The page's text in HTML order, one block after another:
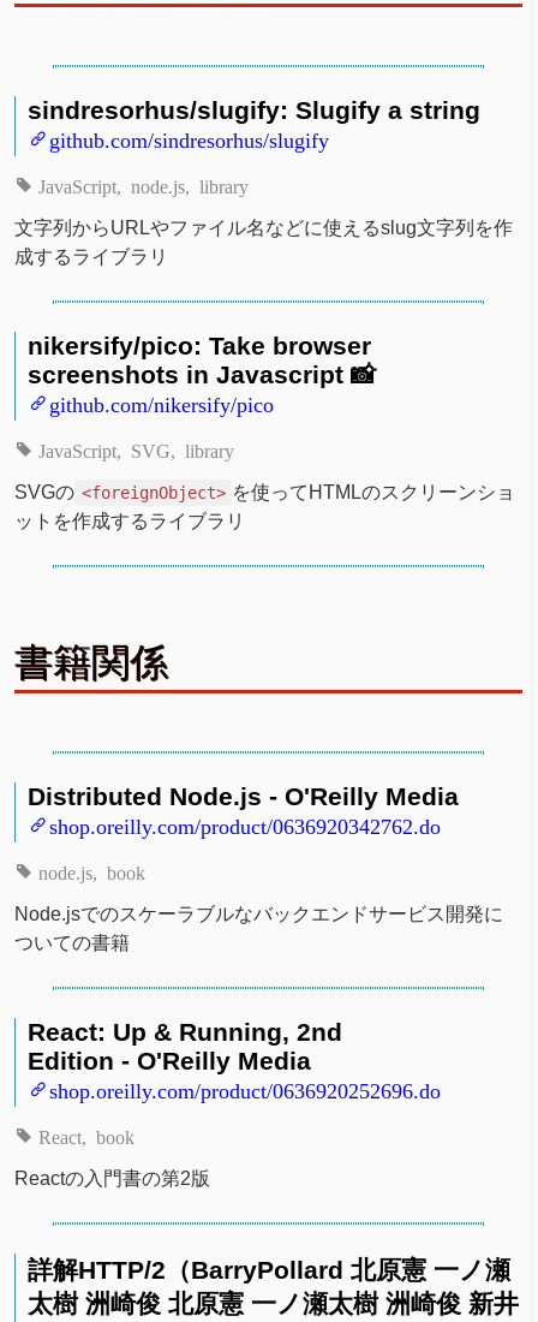
sindresorhus/slugify: Slugify a string
github.com/sindresorhus/slugify
JavaScript node.js library
文字列からURLやファイル名などに使えるslug文字列を作
成するライブラリ
nikersify/pico: Take browser
screenshots in Javascript 📸
github.com/nikersify/pico
JavaScript SVG library
SVGの <foreignObject> を使ってHTMLのスクリーンショ
ットを作成するライブラリ
書籍関係
Distributed Node.js - O'Reilly Media
shop.oreilly.com/product/0636920342762.do
node.js book
Node.jsでのスケーラブルなバックエンドサービス開発に
ついての書籍
React: Up & Running, 2nd
Edition - O'Reilly Media
shop.oreilly.com/product/0636920252696.do
React book
Reactの入門書の第2版
詳解HTTP/2（BarryPollard 北原憲 一ノ瀬
太樹 洲崎俊 北原憲 一ノ瀬太樹 洲崎俊 新井